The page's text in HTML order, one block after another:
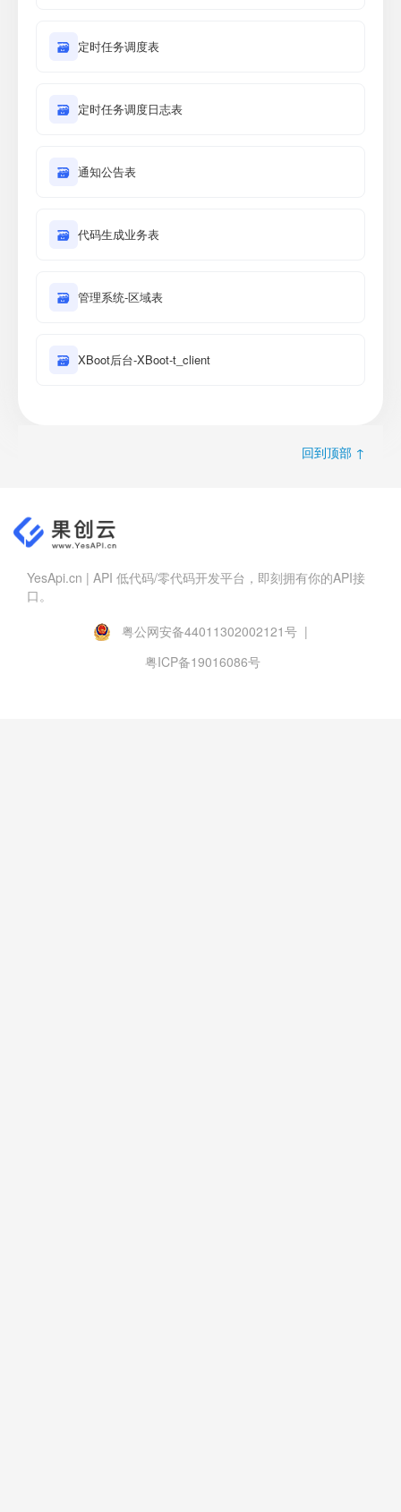
🗃 定时任务调度表
🗃 定时任务调度日志表
🗃 通知公告表
🗃 代码生成业务表
🗃 管理系统-区域表
🗃 XBoot后台-XBoot-t_client
回到顶部 ↑
YesApi.cn | API 低代码/零代码开发平台，即刻拥有你的API接
口。
粤公网安备44011302002121号 |
粤ICP备19016086号